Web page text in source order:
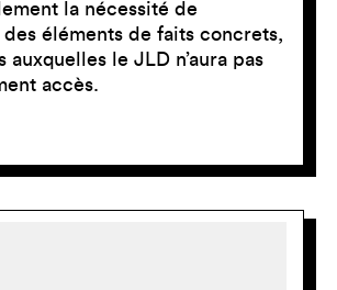
la nécessité de
éléments de faits concrets,
auxquelles le JLD n’aura pas
accès.